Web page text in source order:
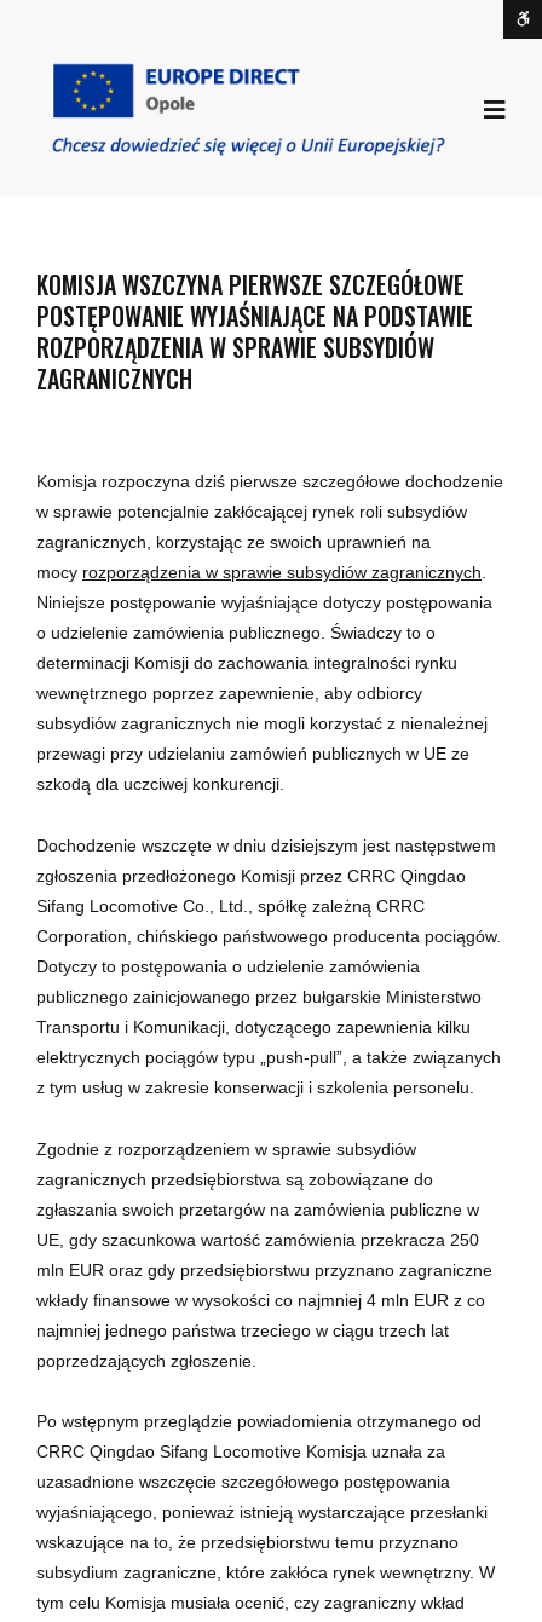
szczegółowe
postępowanie
sprawie
subsydiów
zagranicznych
DOMYŚLNY
ŻÓŁTY
KONTRAST
ZMNIEJSZPOWIĘKSZCZCIONKADOMYŚLNA
KOMISJA WSZCZYNA PIERWSZE SZCZEGÓŁOWE
POSTĘPOWANIE WYJAŚNIAJĄCE NA PODSTAWIE
ROZPORZĄDZENIA W SPRAWIE SUBSYDIÓW
ZAGRANICZNYCH
Komisja rozpoczyna dziś pierwsze szczegółowe dochodzenie
w sprawie potencjalnie zakłócającej rynek roli subsydiów
zagranicznych, korzystając ze swoich uprawnień na
mocy rozporządzenia w sprawie subsydiów zagranicznych
Niniejsze postępowanie wyjaśniające dotyczy postępowania
o udzielenie zamówienia publicznego. Świadczy to o
determinacji Komisji do zachowania integralności rynku
wewnętrznego poprzez zapewnienie, aby odbiorcy
subsydiów zagranicznych nie mogli korzystać z nienależnej
przewagi przy udzielaniu zamówień publicznych w UE ze
szkodą dla uczciwej konkurencji.
Dochodzenie wszczęte w dniu dzisiejszym jest następstwem
zgłoszenia przedłożonego Komisji przez CRRC Qingdao
Sifang Locomotive Co., Ltd., spółkę zależną CRRC
Corporation, chińskiego państwowego producenta pociągów.
Dotyczy to postępowania o udzielenie zamówienia
publicznego zainicjowanego przez bułgarskie Ministerstwo
Transportu i Komunikacji, dotyczącego zapewnienia kilku
elektrycznych pociągów typu „push-pull”, a także związanych
z tym usług w zakresie konserwacji i szkolenia personelu.
Zgodnie z rozporządzeniem w sprawie subsydiów
zagranicznych przedsiębiorstwa są zobowiązane do
zgłaszania swoich przetargów na zamówienia publiczne w
UE, gdy szacunkowa wartość zamówienia przekracza 250
mln EUR oraz gdy przedsiębiorstwu przyznano zagraniczne
wkłady finansowe w wysokości co najmniej 4 mln EUR z co
najmniej jednego państwa trzeciego w ciągu trzech lat
poprzedzających zgłoszenie.
Po wstępnym przeglądzie powiadomienia otrzymanego od
CRRC Qingdao Sifang Locomotive Komisja uznała za
uzasadnione wszczęcie szczegółowego postępowania
wyjaśniającego, ponieważ istnieją wystarczające przesłanki
wskazujące na to, że przedsiębiorstwu temu przyznano
subsydium zagraniczne, które zakłóca rynek wewnętrzny. W
tym celu Komisja musiała ocenić, czy zagraniczny wkład